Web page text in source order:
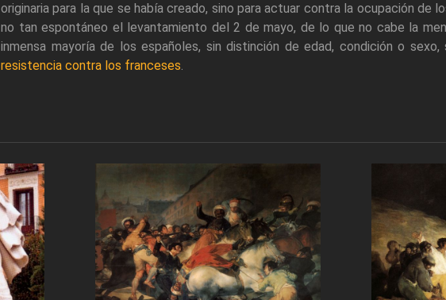
originaria para la que se había creado, sino para actuar contra la ocupación de
no tan espontáneo el levantamiento del 2 de mayo, de lo que no cabe la
inmensa mayoría de los españoles, sin distinción de edad, condición o
resistencia contra los franceses.